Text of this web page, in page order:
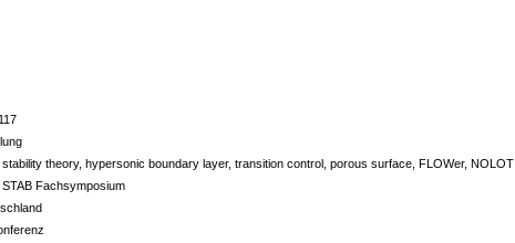
stability theory, hypersonic boundary layer, transition control, porous surface, FLOWer, NOLOT
Fachsymposium